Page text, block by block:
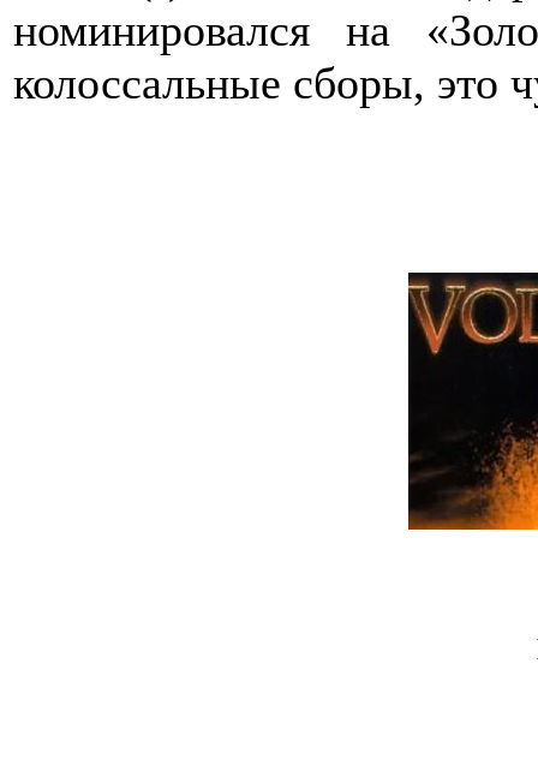
номинировался на
колоссальные сборы, это